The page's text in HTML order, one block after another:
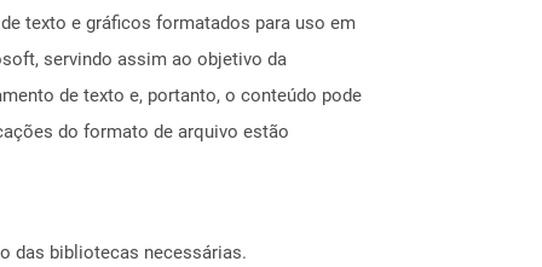
texto e gráficos formatados para uso em
servindo assim ao objetivo da
de texto e, portanto, o conteúdo pode
do formato de arquivo estão
das bibliotecas necessárias.